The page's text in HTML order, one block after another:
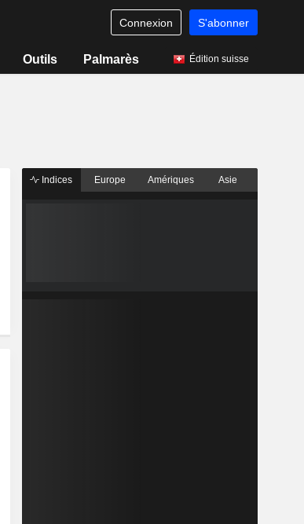
Connexion S'abonner
Outils Palmarès Édition suisse
Indices Europe Amériques Asie